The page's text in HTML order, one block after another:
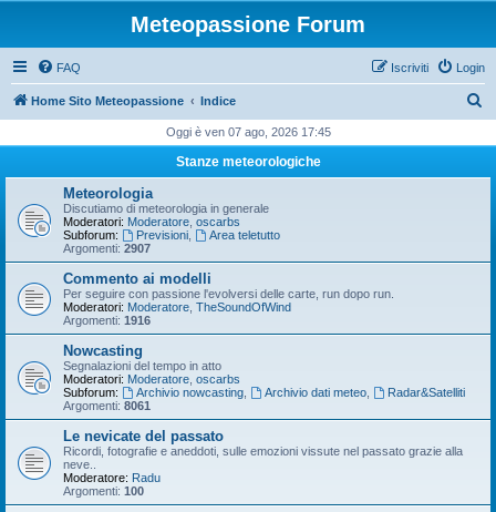
Meteopassione Forum
FAQ Login
Iscriviti
Home Sito Meteopassione Indice
c
Oggi è ven 07 ago, 2026 17:45
Stanze meteorologiche
Meteorologia
Discutiamo di meteorologia in generale
Moderatori: Moderatore oscarbs
Subforum:
Previsioni,
Area teletutto
Argomenti: 2907
Commento ai modelli
Per seguire con passione l'evolversi delle carte, run dopo run.
Moderatori: Moderatore TheSoundOfWind
Argomenti: 1916
Nowcasting
Segnalazioni del tempo in atto
Moderatori: Moderatore oscarbs
Subforum:
Archivio nowcasting, Archivio dati meteo,
Radar&Satelliti
Argomenti: 8061
Le nevicate del passato
Ricordi, fotografie e aneddoti, sulle emozioni vissute nel passato grazie alla
neve..
Moderatore: Radu
Argomenti: 100